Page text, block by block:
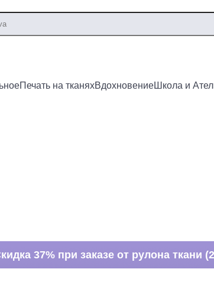
Печать на тканяхВдохновениеШкола и
37% при заказе от рулона ткани